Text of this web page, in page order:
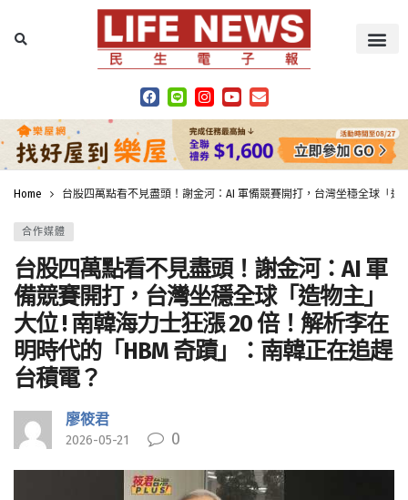
Home 台股四萬點看不見盡頭！謝金河：AI 軍備競賽開打，台灣坐穩全球「
合作媒體
台股四萬點看不見盡頭！謝金河：AI 軍
備競賽開打，台灣坐穩全球「造物主」
大位 ! 南韓海力士狂漲 20 倍！解析李在
明時代的「HBM 奇蹟」：南韓正在追趕
台積電？
廖筱君
2026-05-21 0